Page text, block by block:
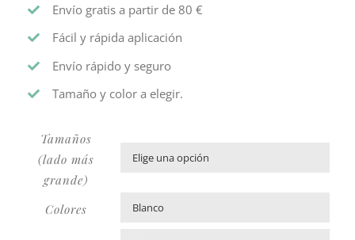
Envío gratis a partir de 80 €
Fácil y rápida aplicación
Envío rápido y seguro
Tamaño y color a elegir.
Tamaños
(lado más
grande)
Colores